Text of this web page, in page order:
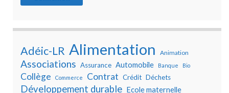
Adéic-LR Alimentation Animation
Associations Assurance Automobile Banque Bio
Collège Commerce Contrat Crédit Déchets
Développement durable Ecole maternelle